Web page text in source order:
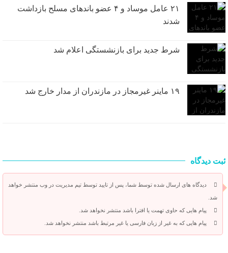
۲۱ عامل موساد و ۴ عضو باند‌های مسلح بازداشت
شدند
شرط جدید برای بازنشستگی اعلام شد
۱۹ ماینر غیرمجاز در مازندران از مدار خارج شد
ثبت دیدگاه
دیدگاه های ارسال شده توسط شما، پس از تایید توسط تیم مدیریت در وب منتشر خواهد
شد.
پیام هایی که حاوی تهمت یا افترا باشد منتشر نخواهد شد.
پیام هایی که به غیر از زبان فارسی یا غیر مرتبط باشد منتشر نخواهد شد.